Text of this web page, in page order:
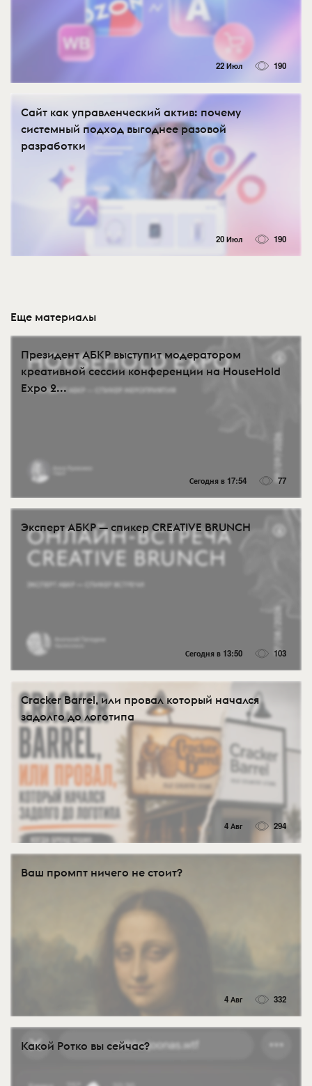
22 Июл 190
Сайт как управленческий актив: почему
системный подход выгоднее разовой
разработки
20 Июл 190
Еще материалы
Президент АБКР выступит модератором
креативной сессии конференции на HouseHold
Expo 2...
Сегодня в 17:54 77
Эксперт АБКР — спикер CREATIVE BRUNCH
Сегодня в 13:50 103
Cracker Barrel, или провал который начался
задолго до логотипа
4 Авг 294
Ваш промпт ничего не стоит?
4 Авг 332
Какой Ротко вы сейчас?